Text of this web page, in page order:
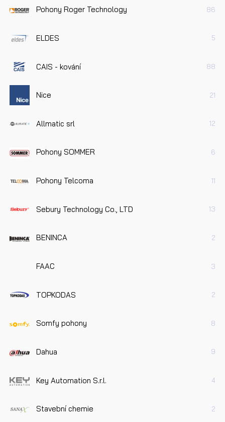
Pohony Roger Technology 86
ELDES 5
CAIS - kování 88
Nice 21
Allmatic srl 12
Pohony SOMMER 6
Pohony Telcoma 11
Sebury Technology Co., LTD 13
BENINCA 2
FAAC 3
TOPKODAS 2
Somfy pohony 8
Dahua 9
Key Automation S.r.l. 4
Stavební chemie 2